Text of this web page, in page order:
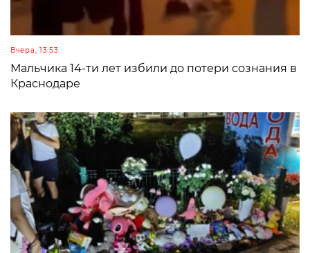
Вчера, 13:53
Мальчика 14-ти лет избили до потери сознания в
Краснодаре